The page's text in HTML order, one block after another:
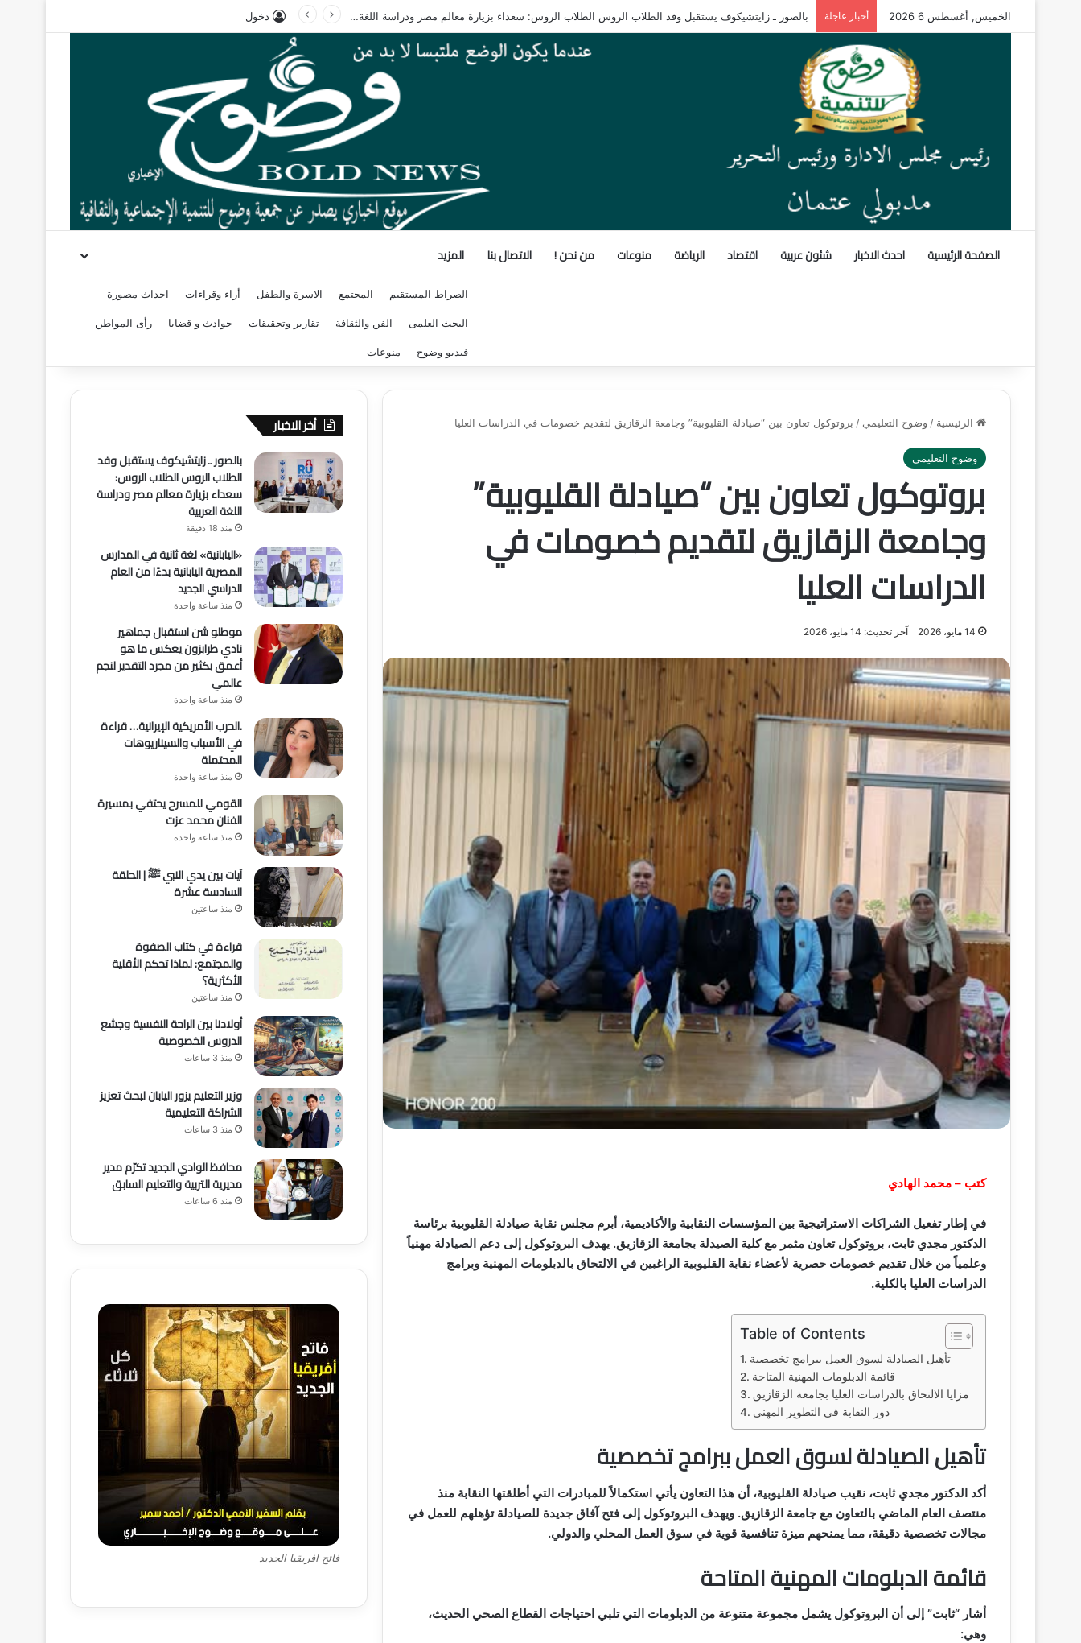
الخميس, أغسطس 6 2026 أخبار عاجلة «اليابانية» لغة ثانية في المدارس المصرية اليابانية بدءًا من العام الدراسي الجديد دخول
الصفحة الرئيسية احدث الاخبار شئون عربية اقتصاد الرياضة منوعات من نحن ! الاتصال بنا المزيد
الصراط المستقيم المجتمع الاسرة والطفل أراء وقراءات احداث مصورة
البحث العلمى الفن والثقافة تقارير وتحقيقات حوادث و قضايا رأى المواطن
فيديو وضوح منوعات
الرئيسية / وضوح التعليمي / بروتوكول تعاون بين “صيادلة القليوبية” وجامعة الزقازيق لتقديم خصومات في الدراسات العليا
وضوح التعليمي
بروتوكول تعاون بين “صيادلة القليوبية”
وجامعة الزقازيق لتقديم خصومات في
الدراسات العليا
14 مايو، 2026 آخر تحديث: 14 مايو، 2026
كتب – محمد الهادي
في إطار تفعيل الشراكات الاستراتيجية بين المؤسسات النقابية والأكاديمية، أبرم مجلس نقابة صيادلة القليوبية برئاسة
الدكتور مجدي ثابت، بروتوكول تعاون مثمر مع كلية الصيدلة بجامعة الزقازيق. يهدف البروتوكول إلى دعم الصيادلة مهنياً
وعلمياً من خلال تقديم خصومات حصرية لأعضاء نقابة القليوبية الراغبين في الالتحاق بالدبلومات المهنية وبرامج
الدراسات العليا بالكلية.
Table of Contents
تأهيل الصيادلة لسوق العمل ببرامج تخصصية
قائمة الدبلومات المهنية المتاحة
مزايا الالتحاق بالدراسات العليا بجامعة الزقازيق
دور النقابة في التطوير المهني
تأهيل الصيادلة لسوق العمل ببرامج تخصصية
أكد الدكتور مجدي ثابت، نقيب صيادلة القليوبية، أن هذا التعاون يأتي استكمالاً للمبادرات التي أطلقتها النقابة منذ
منتصف العام الماضي بالتعاون مع جامعة الزقازيق. ويهدف البروتوكول إلى فتح آفاق جديدة للصيادلة تؤهلهم للعمل في
مجالات تخصصية دقيقة، مما يمنحهم ميزة تنافسية قوية في سوق العمل المحلي والدولي.
قائمة الدبلومات المهنية المتاحة
أشار “ثابت” إلى أن البروتوكول يشمل مجموعة متنوعة من الدبلومات التي تلبي احتياجات القطاع الصحي الحديث،
وهي:
أخر الاخبار
بالصور ـ زايتشيكوف يستقبل وفد
الطلاب الروس الطلاب الروس:
سعداء بزيارة معالم مصر ودراسة
اللغة العربية
منذ 18 دقيقة
«اليابانية» لغة ثانية في المدارس
المصرية اليابانية بدءًا من العام
الدراسي الجديد
منذ ساعة واحدة
موطلو شن استقبال جماهير
نادي طرابزون يعكس ما هو
أعمق بكثير من مجرد التقدير لنجم
عالمي
منذ ساعة واحدة
.الحرب الأمريكية الإيرانية… قراءة
في الأسباب والسيناريوهات
المحتملة
منذ ساعة واحدة
القومي للمسرح يحتفي بمسيرة
الفنان محمد عزت
منذ ساعة واحدة
آيات بين يدي النبي ﷺ | الحلقة
السادسة عشرة
منذ ساعتين
قراءة في كتاب الصفوة
والمجتمع: لماذا تحكم الأقلية
الأكثرية؟
منذ ساعتين
أولادنا بين الراحة النفسية وجشع
الدروس الخصوصية
منذ 3 ساعات
وزير التعليم يزور اليابان لبحث تعزيز
الشراكة التعليمية
منذ 3 ساعات
محافظ الوادي الجديد تكرّم مدير
مديرية التربية والتعليم السابق
منذ 6 ساعات
فاتح افريقيا الجديد